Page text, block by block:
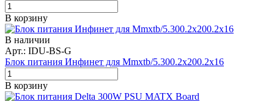
В корзину
В наличии
Арт.: IDU-BS-G
Блок питания Инфинет для Mmxtb/5.300.2x200.2x16
В корзину